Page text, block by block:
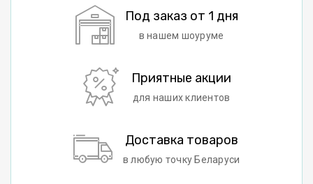
Под заказ от 1 дня
в нашем шоуруме
Приятные акции
для наших клиентов
Доставка товаров
в любую точку Беларуси